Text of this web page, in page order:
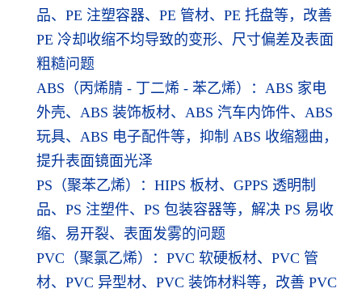
品、PE 注塑容器、PE 管材、PE 托盘等，改善
PE 冷却收缩不均导致的变形、尺寸偏差及表面
粗糙问题
ABS（丙烯腈 - 丁二烯 - 苯乙烯）：ABS 家电
外壳、ABS 装饰板材、ABS 汽车内饰件、ABS
玩具、ABS 电子配件等，抑制 ABS 收缩翘曲，
提升表面镜面光泽
PS（聚苯乙烯）：HIPS 板材、GPPS 透明制
品、PS 注塑件、PS 包装容器等，解决 PS 易收
缩、易开裂、表面发雾的问题
PVC（聚氯乙烯）：PVC 软硬板材、PVC 管
材、PVC 异型材、PVC 装饰材料等，改善 PVC